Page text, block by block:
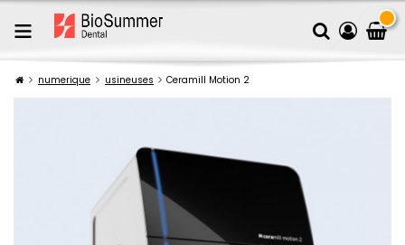
numerique usineuses Ceramill Motion 2